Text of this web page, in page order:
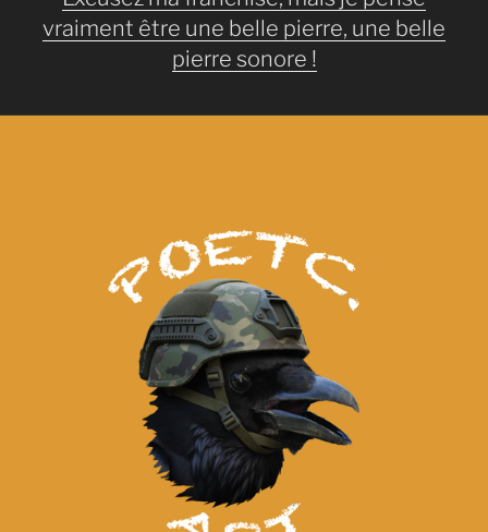
c
e
o
ai
l
ta
g
er
vraiment être une belle pierre, une belle
pierre sonore !